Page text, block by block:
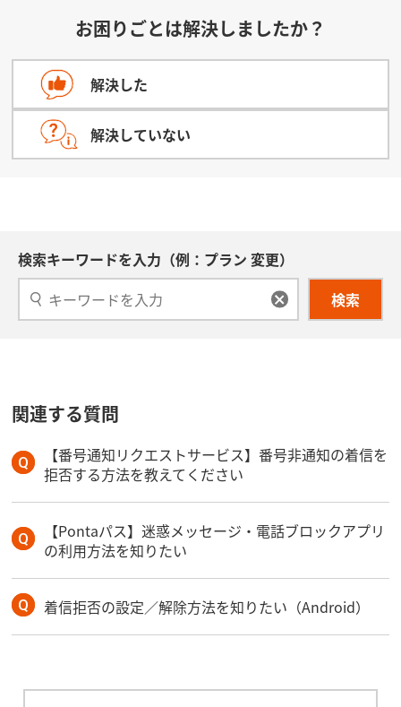
お困りごとは解決しましたか？
解決した
解決していない
検索キーワードを入力（例：プラン 変更）
検索
関連する質問
【番号通知リクエストサービス】番号非通知の着信を
拒否する方法を教えてください
【Pontaパス】迷惑メッセージ・電話ブロックアプリ
の利用方法を知りたい
着信拒否の設定／解除方法を知りたい（Android）